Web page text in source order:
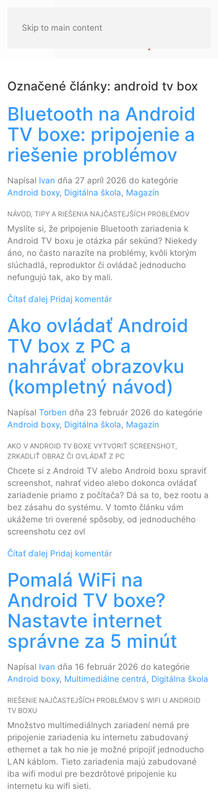
Skip to main content
Označené články: android tv box
Bluetooth na Android
TV boxe: pripojenie a
riešenie problémov
Napísal Ivan dňa 27 apríl 2026 do kategórie
Android boxy, Digitálna škola, Magazín
NÁVOD, TIPY A RIEŠENIA NAJČASTEJŠÍCH PROBLÉMOV
Myslíte si, že pripojenie Bluetooth zariadenia k
Android TV boxu je otázka pár sekúnd? Niekedy
áno, no často narazíte na problémy, kvôli ktorým
slúchadlá, reproduktor či ovládač jednoducho
nefungujú tak, ako by mali.
Čítať ďalej Pridaj komentár
Ako ovládať Android
TV box z PC a
nahrávať obrazovku
(kompletný návod)
Napísal Torben dňa 23 február 2026 do kategórie
Android boxy, Digitálna škola, Magazín
AKO V ANDROID TV BOXE VYTVORIŤ SCREENSHOT,
ZRKADLIŤ OBRAZ ČI OVLÁDAŤ Z PC
Chcete si z Android TV alebo Android boxu spraviť
screenshot, nahrať video alebo dokonca ovládať
zariadenie priamo z počítača? Dá sa to, bez rootu a
bez zásahu do systému. V tomto článku vám
ukážeme tri overené spôsoby, od jednoduchého
screenshotu cez ovl
Čítať ďalej Pridaj komentár
Pomalá WiFi na
Android TV boxe?
Nastavte internet
správne za 5 minút
Napísal Ivan dňa 16 február 2026 do kategórie
Android boxy, Multimediálne centrá, Digitálna škola
RIEŠENIE NAJČASTEJŠÍCH PROBLÉMOV S WIFI U ANDROID
TV BOXU
Množstvo multimediálnych zariadení nemá pre
pripojenie zariadenia ku internetu zabudovaný
ethernet a tak ho nie je možné pripojiť jednoducho
LAN káblom. Tieto zariadenia majú zabudované
iba wifi modul pre bezdrôtové pripojenie ku
internetu ku wifi sieti.